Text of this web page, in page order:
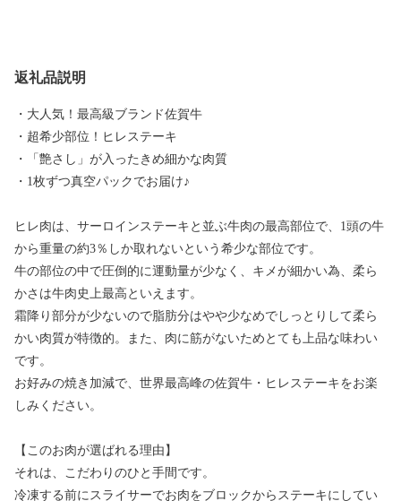
返礼品説明
・大人気！最高級ブランド佐賀牛
・超希少部位！ヒレステーキ
・「艶さし」が入ったきめ細かな肉質
・1枚ずつ真空パックでお届け♪
ヒレ肉は、サーロインステーキと並ぶ牛肉の最高部位で、1頭の牛
から重量の約3％しか取れないという希少な部位です。
牛の部位の中で圧倒的に運動量が少なく、キメが細かい為、柔ら
かさは牛肉史上最高といえます。
霜降り部分が少ないので脂肪分はやや少なめでしっとりして柔ら
かい肉質が特徴的。また、肉に筋がないためとても上品な味わい
です。
お好みの焼き加減で、世界最高峰の佐賀牛・ヒレステーキをお楽
しみください。
【このお肉が選ばれる理由】
それは、こだわりのひと手間です。
冷凍する前にスライサーでお肉をブロックからステーキにしてい